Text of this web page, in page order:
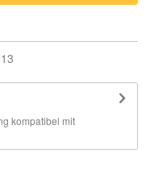
kompatibel mit